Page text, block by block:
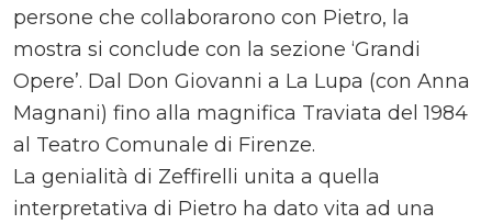
persone che collaborarono con Pietro, la
mostra si conclude con la sezione ‘Grandi
Opere’. Dal Don Giovanni a La Lupa (con Anna
Magnani) fino alla magnifica Traviata del 1984
al Teatro Comunale di Firenze.
La genialità di Zeffirelli unita a quella
interpretativa di Pietro ha dato vita ad una